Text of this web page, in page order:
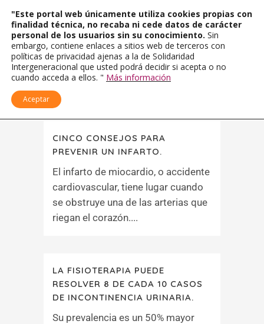
CINCO CONSEJOS PARA
PREVENIR UN INFARTO.
El infarto de miocardio, o accidente
cardiovascular, tiene lugar cuando
se obstruye una de las arterias que
riegan el corazón....
LA FISIOTERAPIA PUEDE
RESOLVER 8 DE CADA 10 CASOS
DE INCONTINENCIA URINARIA.
Su prevalencia es un 50% mayor
"Este portal web únicamente utiliza cookies propias con
finalidad técnica, no recaba ni cede datos de carácter
personal de los usuarios sin su conocimiento. Sin
embargo, contiene enlaces a sitios web de terceros con
políticas de privacidad ajenas a la de Solidaridad
Intergeneracional que usted podrá decidir si acepta o no
cuando acceda a ellos. " Más información
Aceptar